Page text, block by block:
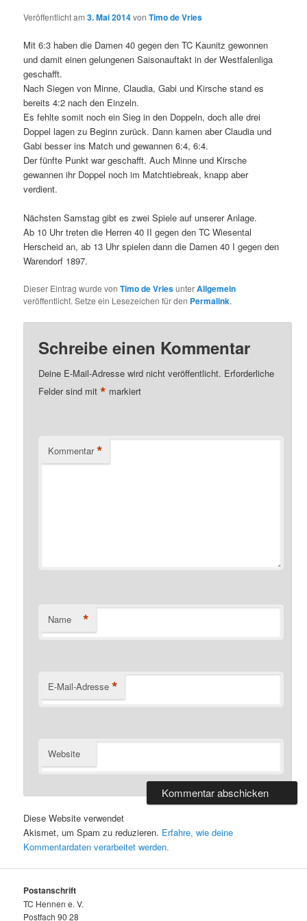
Veröffentlicht am3. Mai 2014vonTimo de Vries
Mit 6:3 haben die Damen 40 gegen den TC Kaunitz gewonnen
und damit einen gelungenen Saisonauftakt in der Westfalenliga
geschafft.
Nach Siegen von Minne, Claudia, Gabi und Kirsche stand es
bereits 4:2 nach den Einzeln.
Es fehlte somit noch ein Sieg in den Doppeln, doch alle drei
Doppel lagen zu Beginn zurück. Dann kamen aber Claudia und
Gabi besser ins Match und gewannen 6:4, 6:4.
Der fünfte Punkt war geschafft. Auch Minne und Kirsche
gewannen ihr Doppel noch im Matchtiebreak, knapp aber
verdient.
Nächsten Samstag gibt es zwei Spiele auf unserer Anlage.
Ab 10 Uhr treten die Herren 40 II gegen den TC Wiesental
Herscheid an, ab 13 Uhr spielen dann die Damen 40 I gegen den
Warendorf 1897.
Dieser Eintrag wurde vonTimo de VriesunterAllgemein
veröffentlicht. Setze ein Lesezeichen für den Permalink.
Schreibe einen Kommentar
Deine E-Mail-Adresse wird nicht veröffentlicht. Erforderliche
Felder sind mit* markiert
Kommentar *
Name *
E-Mail-Adresse *
Website
Diese Website verwendet
Akismet, um Spam zu reduzieren. Erfahre, wie deine
Kommentardaten verarbeitet werden.
Postanschrift
TC Hennen e. V.
Postfach 90 28